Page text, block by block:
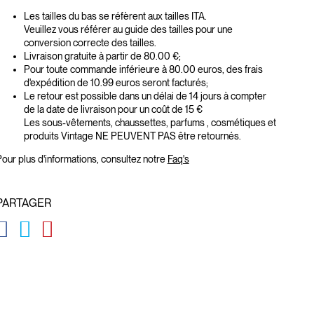
Les tailles du bas se réfèrent aux tailles ITA.
Veuillez vous référer au guide des tailles pour une
conversion correcte des tailles.
Livraison gratuite à partir de 80.00 €;
Pour toute commande inférieure à 80.00 euros, des frais
d'expédition de 10.99 euros seront facturés;
Le retour est possible dans un délai de 14 jours à compter
de la date de livraison pour un coût de 15 €
Les sous-vêtements, chaussettes, parfums , cosmétiques et
produits Vintage NE PEUVENT PAS être retournés.
plus d'informations, consultez notre Faq's